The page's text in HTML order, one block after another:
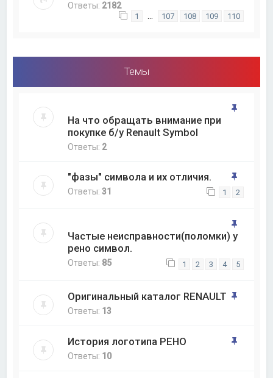
Ответы: 2182
1 … 107 108 109 110
Темы
На что обращать внимание при
покупке б/у Renault Symbol
Ответы: 2
"фазы" символа и их отличия.
Ответы:31 1 2
Частые неисправности(поломки) у
рено символ.
Ответы: 85 1 2 3 4 5
Оригинальный каталог RENAULT
Ответы: 13
История логотипа РЕНО
Ответы: 10